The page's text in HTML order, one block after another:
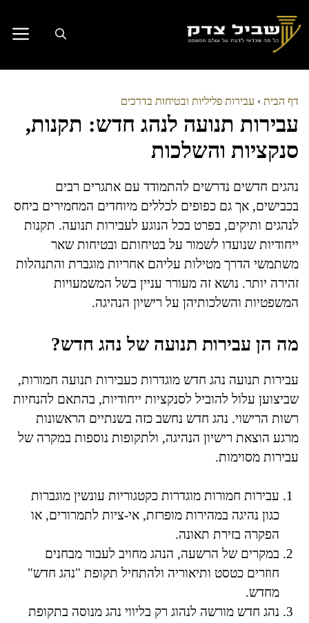
לתוכן
דף הבית › עבירות פליליות ובטיחות בדרכים
עבירות תנועה לנהג חדש: תקנות,
סנקציות והשלכות
נהגים חדשים נדרשים להתמודד עם אתגרים רבים
בכבישים, אך גם כפופים לכללים מיוחדים המחמירים ביחס
לנהגים ותיקים, בפרט בכל הנוגע לעבירות תנועה. תקנות
ייחודיות שנועדו לשמור על בטיחותם ובטיחות שאר
משתמשי הדרך מטילות עליהם אחריות מוגברת והתנהלות
זהירה יותר. נושא זה מעורר עניין בשל המשמעויות
המשפטיות והשלכותיהן על רישיון הנהיגה.
מה הן עבירות תנועה של נהג חדש?
עבירות תנועה נהג חדש מוגדרות כעבירות תנועה חמורות,
שביצוען עלול להוביל לסנקציות ייחודיות, בהתאם להנחיות
רשות הרישוי. נהג חדש נחשב כזה בשנתיים הראשונות
מרגע הוצאת רישיון הנהיגה, ולתקופות נוספות במקרה של
עבירות מסוימות.
עבירות חמורות מוגדרות כקטגוריות עונשין מוגברות
כגון נהיגה במהירות מופרזת, אי-ציות לתמרורים, או
הפקרה בזירת תאונה.
במקרים של הרשעה, הנהג מחויב לעבור מבחנים
חוזרים כטסט ותיאוריה ולהתחיל תקופת "נהג חדש"
מחדש.
נהג חדש מורשה לנהוג רק בליווי נהג מנוסה בתקופת